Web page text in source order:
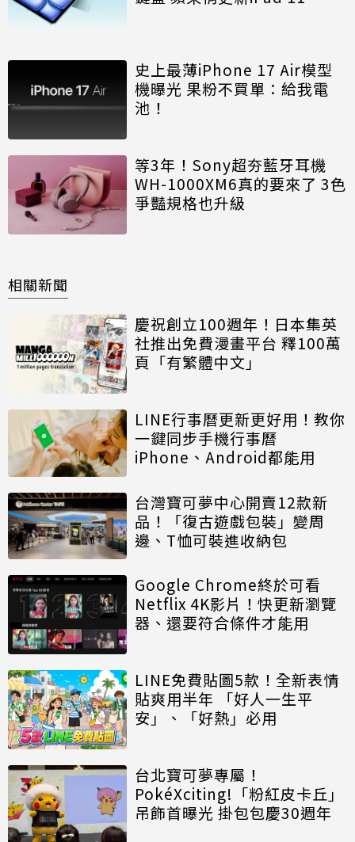
史上最薄iPhone 17 Air模型
機曝光 果粉不買單：給我電
池！
等3年！Sony超夯藍牙耳機
WH-1000XM6真的要來了 3色
爭豔規格也升級
相關新聞
慶祝創立100週年！日本集英
社推出免費漫畫平台 釋100萬
頁「有繁體中文」
LINE行事曆更新更好用！教你
一鍵同步手機行事曆
iPhone、Android都能用
台灣寶可夢中心開賣12款新
品！「復古遊戲包裝」變周
邊、T恤可裝進收納包
Google Chrome終於可看
Netflix 4K影片！快更新瀏覽
器、還要符合條件才能用
LINE免費貼圖5款！全新表情
貼爽用半年 「好人一生平
安」、「好熱」必用
台北寶可夢專屬！
PokéXciting!「粉紅皮卡丘」
吊飾首曝光 掛包包慶30週年